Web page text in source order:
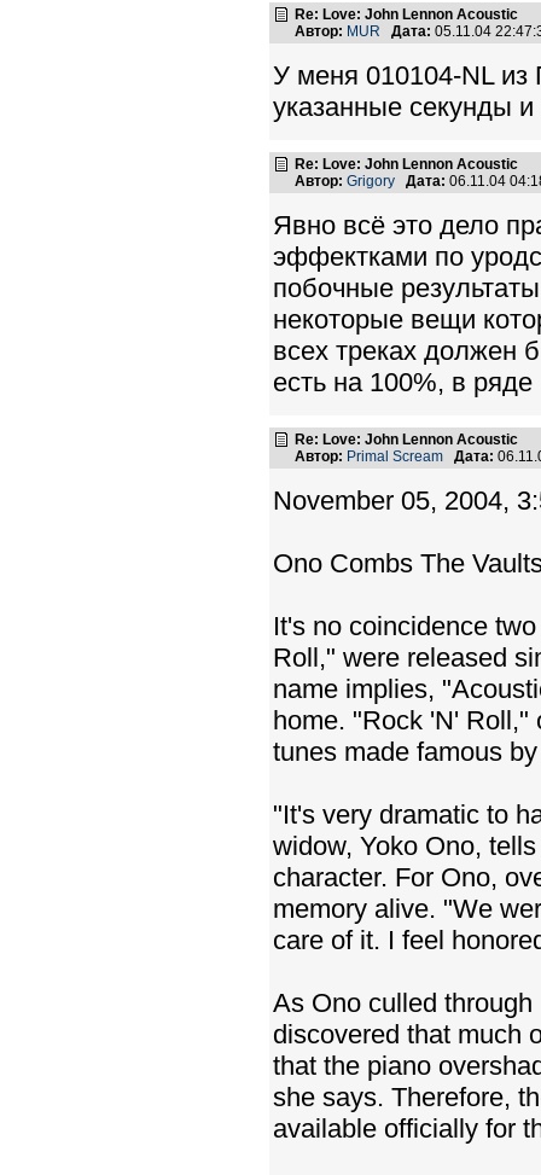
Re: Love: John Lennon Acoustic
Автор: MUR Дата: 05.11.04
У меня 010104-NL из
указанные секунды
Re: Love: John Lennon Acoustic
Автор: Grigory Дата: 06.11.04
Явно всё это дело
эффектками по
побочные
некоторые вещи
всех треках должен
есть на 100%, в ряде
Re: Love: John Lennon Acoustic
Автор: Primal Scream Дата:
November 05, 2004,
Ono Combs The
It's no coincidence
Roll," were released
name implies,
home. "Rock 'N' Roll,"
tunes made famous
"It's very dramatic to
widow, Yoko Ono,
character. For Ono,
memory alive. "We
care of it. I feel
As Ono culled
discovered that much
that the piano
she says. Therefore,
available officially for